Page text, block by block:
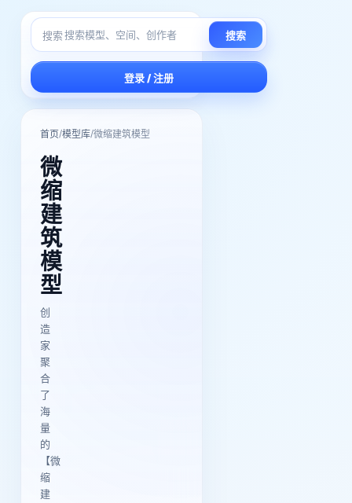
搜索 搜索
登录 / 注册
首页/模型库/微缩建筑模型
微
缩
建
筑
模
型
创
造
家
聚
合
了
海
量
的
【微
缩
建